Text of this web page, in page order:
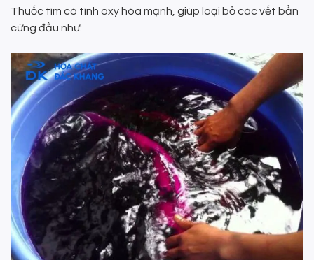
Thuốc tím có tính oxy hóa mạnh, giúp loại bỏ các vết bẩn
cứng đầu như: